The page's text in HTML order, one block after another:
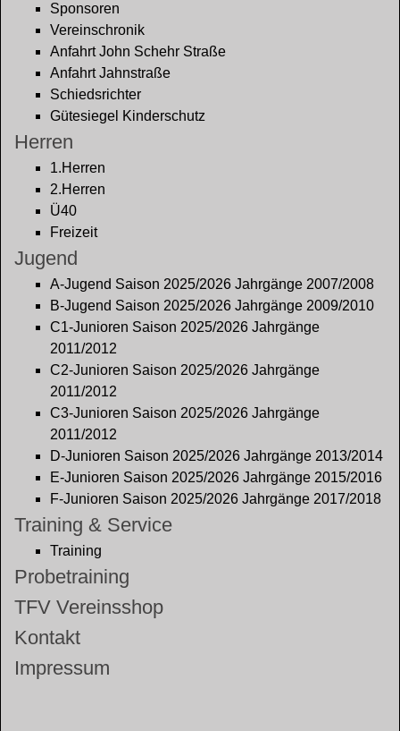
Sponsoren
Vereinschronik
Anfahrt John Schehr Straße
Anfahrt Jahnstraße
Schiedsrichter
Gütesiegel Kinderschutz
Herren
1.Herren
2.Herren
Ü40
Freizeit
Jugend
A-Jugend Saison 2025/2026 Jahrgänge 2007/2008
B-Jugend Saison 2025/2026 Jahrgänge 2009/2010
C1-Junioren Saison 2025/2026 Jahrgänge
2011/2012
C2-Junioren Saison 2025/2026 Jahrgänge
2011/2012
C3-Junioren Saison 2025/2026 Jahrgänge
2011/2012
D-Junioren Saison 2025/2026 Jahrgänge 2013/2014
E-Junioren Saison 2025/2026 Jahrgänge 2015/2016
F-Junioren Saison 2025/2026 Jahrgänge 2017/2018
Training & Service
Training
Probetraining
TFV Vereinsshop
Kontakt
Impressum